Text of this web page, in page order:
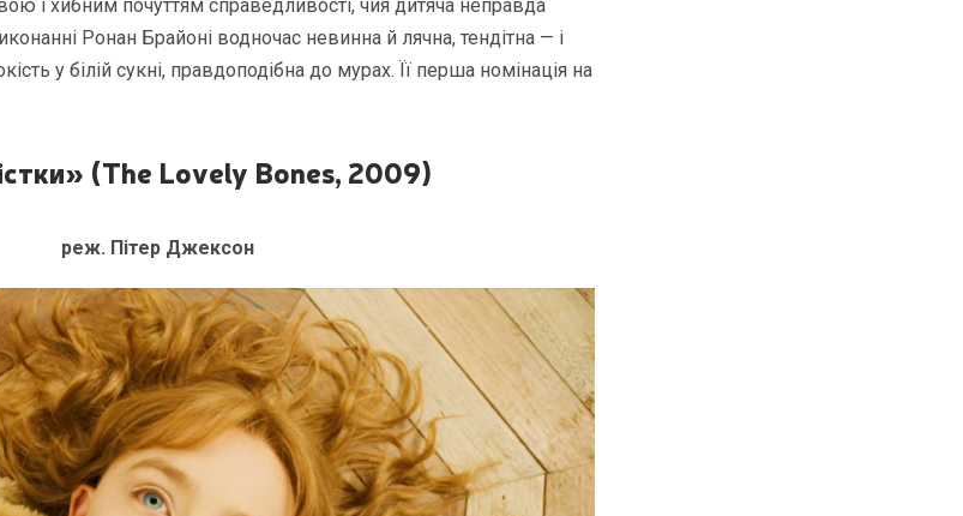
і хибним почуттям справедливості, чия дитяча неправда
Ронан Брайоні водночас невинна й лячна, тендітна — і
у білій сукні, правдоподібна до мурах. Її перша номінація на
(The Lovely Bones, 2009)
реж. Пітер Джексон